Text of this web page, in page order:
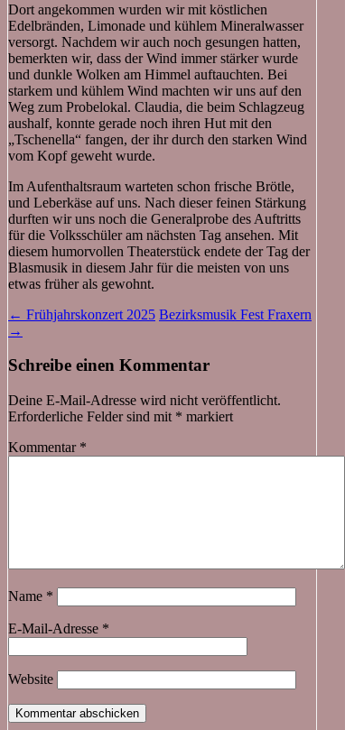
Dort angekommen wurden wir mit köstlichen
Edelbränden, Limonade und kühlem Mineralwasser
versorgt. Nachdem wir auch noch gesungen hatten,
bemerkten wir, dass der Wind immer stärker wurde
und dunkle Wolken am Himmel auftauchten. Bei
starkem und kühlem Wind machten wir uns auf den
Weg zum Probelokal. Claudia, die beim Schlagzeug
aushalf, konnte gerade noch ihren Hut mit den
„Tschenella“ fangen, der ihr durch den starken Wind
vom Kopf geweht wurde.
Im Aufenthaltsraum warteten schon frische Brötle,
und Leberkäse auf uns. Nach dieser feinen Stärkung
durften wir uns noch die Generalprobe des Auftritts
für die Volksschüler am nächsten Tag ansehen. Mit
diesem humorvollen Theaterstück endete der Tag der
Blasmusik in diesem Jahr für die meisten von uns
etwas früher als gewohnt.
Beitragsnavigation
← Frühjahrskonzert 2025 Bezirksmusik Fest Fraxern
→
Schreibe einen Kommentar
Deine E-Mail-Adresse wird nicht veröffentlicht.
Erforderliche Felder sind mit * markiert
Kommentar *
Name *
E-Mail-Adresse *
Website